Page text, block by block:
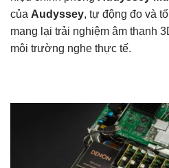
của Audyssey, tự động đo và
mang lại trải nghiệm âm thanh
môi trường nghe thực tế.